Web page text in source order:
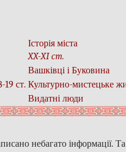
Історія міста
XX-XI ст.
Вашківці і Буковина
19 ст. Культурно-мистецьке
Видатні люди
небагато інформації.